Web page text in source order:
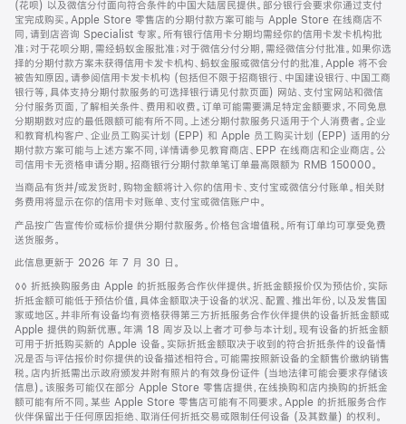
(花呗) 以及微信分付面向符合条件的中国大陆居民提供。部分银行会要求你通过支付
宝完成购买。Apple Store 零售店的分期付款方案可能与 Apple Store 在线商店不
同，请到店咨询 Specialist 专家。所有银行信用卡分期均需经你的信用卡发卡机构批
准；对于花呗分期，需经蚂蚁金服批准；对于微信分付分期，需经微信分付批准。如果你选
择的分期付款方案未获得信用卡发卡机构、蚂蚁金服或微信分付的批准，Apple 将不会
被告知原因。请参阅信用卡发卡机构 (包括但不限于招商银行、中国建设银行、中国工商
银行等，具体支持分期付款服务的可选择银行请见付款页面) 网站、支付宝网站和微信
分付服务页面，了解相关条件、费用和收费。订单可能需要满足特定金额要求，不同免息
分期期数对应的最低限额可能有所不同。上述分期付款服务只适用于个人消费者。企业
和教育机构客户、企业员工购买计划 (EPP) 和 Apple 员工购买计划 (EPP) 适用的分
期付款方案可能与上述方案不同，详情请参见教育商店、EPP 在线商店和企业商店。公
司信用卡无资格申请分期。招商银行分期付款单笔订单最高限额为 RMB 150000。
当商品有货并/或发货时，购物金额将计入你的信用卡、支付宝或微信分付账单。相关财
务费用将显示在你的信用卡对账单、支付宝或微信账户中。
产品按广告宣传价或标价提供分期付款服务。价格包含增值税。所有订单均可享受免费
送货服务。
此信息更新于 2026 年 7 月 30 日。
脚
注
◊◊ 折抵换购服务由 Apple 的折抵服务合作伙伴提供。折抵金额报价仅为预估价，实际
折抵金额可能低于预估价值，具体金额取决于设备的状况、配置、推出年份，以及发售国
家或地区。并非所有设备均有资格获得第三方折抵服务合作伙伴提供的设备折抵金额或
Apple 提供的购新优惠。年满 18 周岁及以上者才可参与本计划。现有设备的折抵金额
可用于折抵购买新的 Apple 设备。实际折抵金额取决于收到的符合折抵条件的设备情
况是否与评估报价时你提供的设备描述相符合。可能需按照新设备的全额售价缴纳销售
税。店内折抵需出示政府颁发并附有照片的有效身份证件 (当地法律可能会要求存储该
信息)。该服务可能仅在部分 Apple Store 零售店提供，在线换购和店内换购的折抵金
额可能有所不同。某些 Apple Store 零售店可能有不同要求。Apple 的折抵服务合作
伙伴保留出于任何原因拒绝、取消任何折抵交易或限制任何设备 (及其数量) 的权利。